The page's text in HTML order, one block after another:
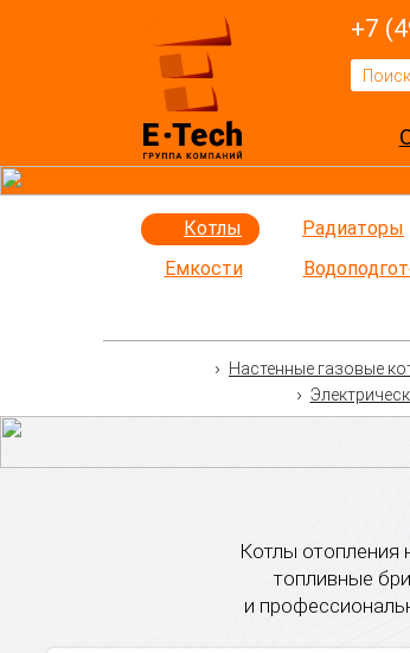
+7
Котлы Радиаторы
Емкости
Настенные газовые
Котлы отопления
топливные
и